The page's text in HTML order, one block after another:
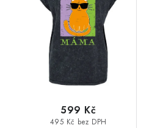
495 Kč bez DPH
599 Kč